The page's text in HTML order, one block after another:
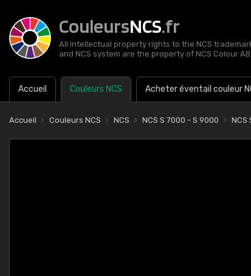
CouleursNCS.fr
All intellectual property rights to the NCS
and NCS system are the property of NCS Colour AB
Accueil Couleurs NCS Acheter éventail couleur
Accueil Couleurs NCS NCS NCS S 7000 - S 9000 NCS